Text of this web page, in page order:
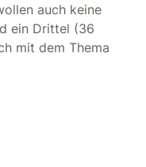
auch keine
ein Drittel (36
mit dem Thema